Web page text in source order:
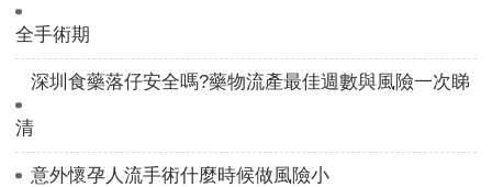
全手術期
深圳食藥落仔安全嗎?藥物流產最佳週數與風險一次睇
清
意外懷孕人流手術什麼時候做風險小